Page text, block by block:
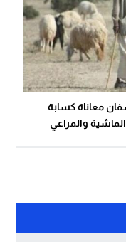
معاناة كسابة
والمراعي